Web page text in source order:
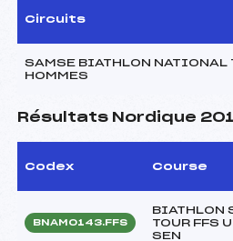
Circuits
SAMSE BIATHLON NATIONAL
HOMMES
Résultats Nordique
Codex Course
BNAM0143.FFS
BIATHLON
TOUR FFS
SEN